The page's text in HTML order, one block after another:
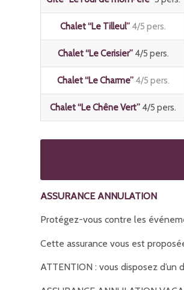
Chalet “Le Tilleul” 4/5 pers.
Chalet “Le Cerisier”4/5 pers.
Chalet “Le Charme”4/5 pers.
Chalet “Le Chêne Vert” 4/5 pers.
ASSURANCE ANNULATION
Protégez-vous contre les
Cette assurance vous est
ATTENTION : vous disposez